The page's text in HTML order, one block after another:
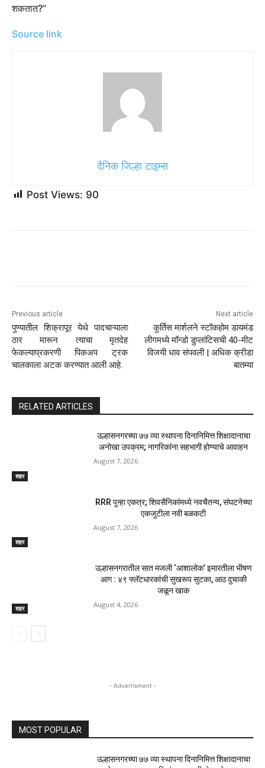
शकतात?”
Source link
दैनिक जिल्हा टाइम्स
Post Views: 90
Previous article
पुण्यातील शिक्रापूर येथे पादचाऱ्याला
ठार मारून त्याचा मृतदेह
फेकल्याप्रकरणी पिकअप ट्रक
चालकाला अटक करण्यात आली आहे.
Next article
कुर्तिस मार्शलने स्टॉकहोम डायमंड
लीगमध्ये मॉन्डो डुप्लांटिसची 40-मीट
विजयी धाव संपवली | अधिक क्रीडा
बातम्या
RELATED ARTICLES
शहर
उल्हासनगरच्या ७७ व्या स्थापना दिनानिमित्त शिक्षादानाचा
अनोखा उपक्रम; नागरिकांना सहभागी होण्याचे आवाहन
August 7, 2026
शहर
RRR पुन्हा एकत्र; शिवसैनिकांमध्ये नवचैतन्य, संघटनेच्या
एकजुटीला नवी बळकटी
August 7, 2026
शहर
उल्हासनगरातील सात मजली ‘आशालोक’ इमारतीला भीषण
आग : ४९ फ्लॅटधारकांची सुखरूप सुटका, आठ दुचाकी
जळून खाक
August 4, 2026
- Advertisment -
MOST POPULAR
उल्हासनगरच्या ७७ व्या स्थापना दिनानिमित्त शिक्षादानाचा